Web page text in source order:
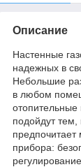
Описание
Настенные
надежных в
Небольшие
в любом
отопительные
подойдут тем,
прибора: